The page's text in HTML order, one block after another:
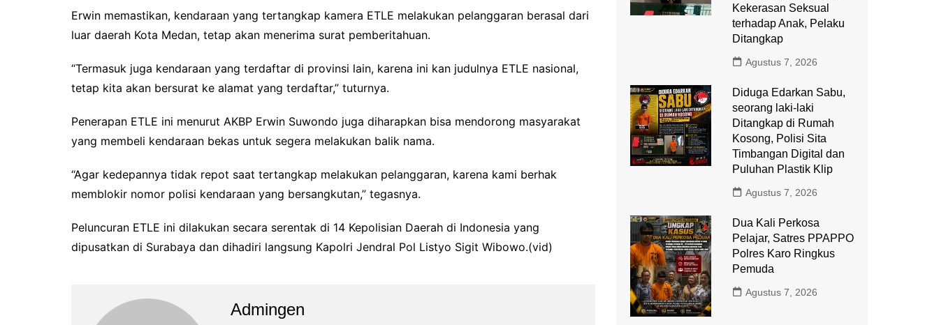
Erwin memastikan, kendaraan yang tertangkap kamera ETLE melakukan pelanggaran berasal dari
luar daerah Kota Medan, tetap akan menerima surat pemberitahuan.
“Termasuk juga kendaraan yang terdaftar di provinsi lain, karena ini kan judulnya ETLE nasional,
tetap kita akan bersurat ke alamat yang terdaftar,” tuturnya.
Penerapan ETLE ini menurut AKBP Erwin Suwondo juga diharapkan bisa mendorong masyarakat
yang membeli kendaraan bekas untuk segera melakukan balik nama.
“Agar kedepannya tidak repot saat tertangkap melakukan pelanggaran, karena kami berhak
memblokir nomor polisi kendaraan yang bersangkutan,” tegasnya.
Peluncuran ETLE ini dilakukan secara serentak di 14 Kepolisian Daerah di Indonesia yang
dipusatkan di Surabaya dan dihadiri langsung Kapolri Jendral Pol Listyo Sigit Wibowo.(vid)
Admingen
Kekerasan Seksual
terhadap Anak, Pelaku
Ditangkap
Agustus 7, 2026
Diduga Edarkan Sabu,
seorang laki-laki
Ditangkap di Rumah
Kosong, Polisi Sita
Timbangan Digital dan
Puluhan Plastik Klip
Agustus 7, 2026
Dua Kali Perkosa
Pelajar, Satres PPAPPO
Polres Karo Ringkus
Pemuda
Agustus 7, 2026